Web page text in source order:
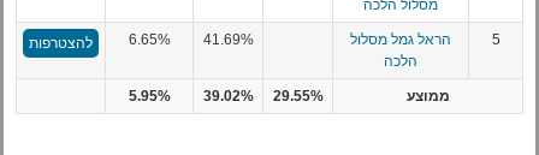
מסלול הלכה
5
הראל גמל מסלול
הלכה
41.69%
6.65% להצטרפות
ממוצע 29.55%
39.02%
5.95%